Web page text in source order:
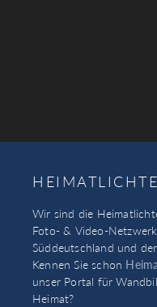
Wir sind die
Foto- & Video-
Süddeutschland und
Kennen Sie schon
unser Portal für
Heimat?